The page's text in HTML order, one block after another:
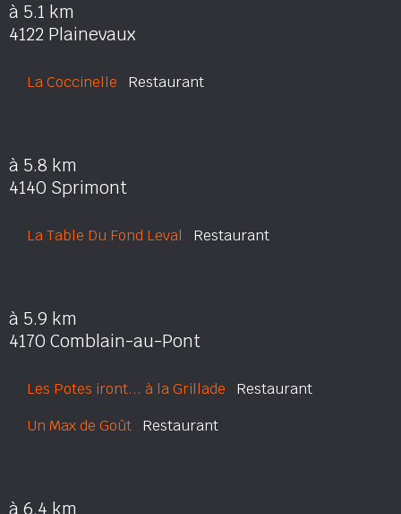
à 5.1 km
4122 Plainevaux
La Coccinelle Restaurant
à 5.8 km
4140 Sprimont
La Table Du Fond Leval Restaurant
à 5.9 km
4170 Comblain-au-Pont
Les Potes iront... à la Grillade Restaurant
Un Max de Goût Restaurant
à 6.4 km